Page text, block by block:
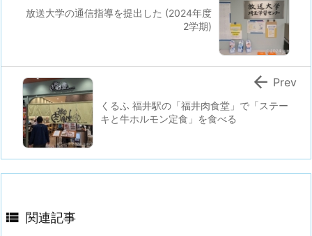
放送大学の通信指導を提出した (2024年度
2学期)
くるふ 福井駅の「福井肉食堂」で「ステー
キと牛ホルモン定食」を食べる
 Prev
 関連記事